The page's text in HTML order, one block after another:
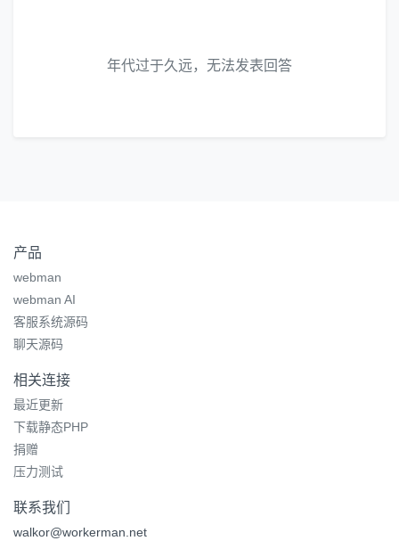
年代过于久远，无法发表回答
产品
webman
webman AI
客服系统源码
聊天源码
相关连接
最近更新
下载静态PHP
捐赠
压力测试
联系我们
walkor@workerman.net